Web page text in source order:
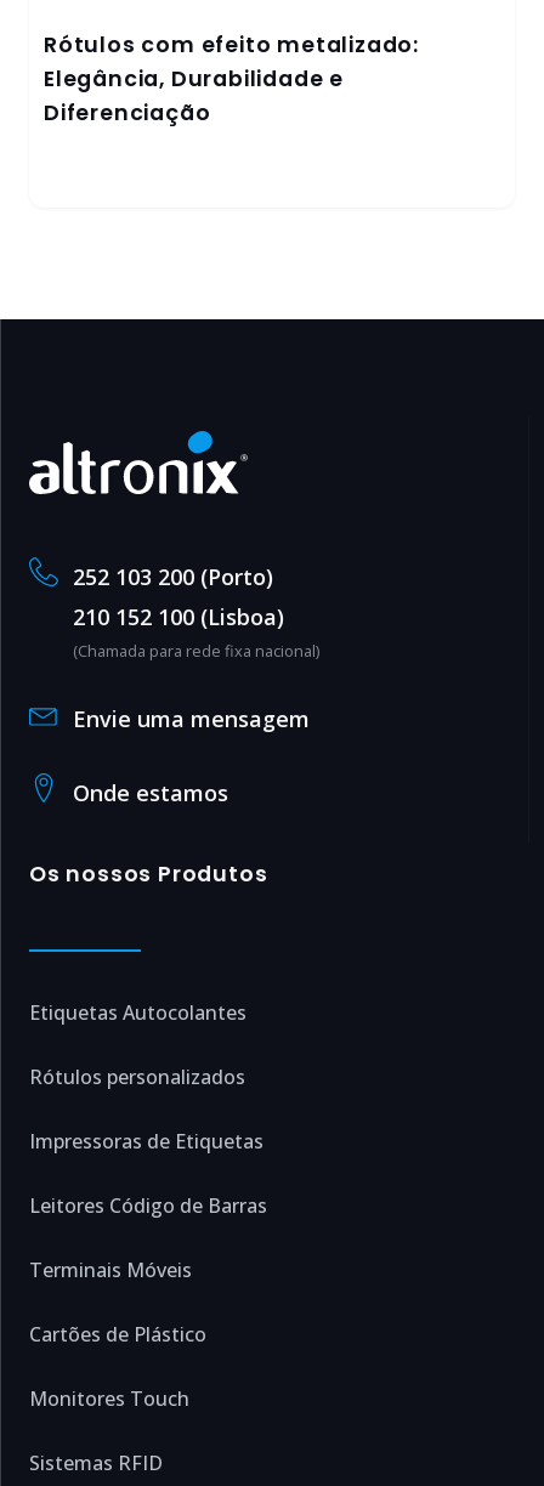
Rótulos com efeito metalizado:
Elegância, Durabilidade e
Diferenciação
252 103 200 (Porto)
210 152 100 (Lisboa)
(Chamada para rede fixa nacional)
Envie uma mensagem
Onde estamos
Os nossos Produtos
Etiquetas Autocolantes
Rótulos personalizados
Impressoras de Etiquetas
Leitores Código de Barras
Terminais Móveis
Cartões de Plástico
Monitores Touch
Sistemas RFID